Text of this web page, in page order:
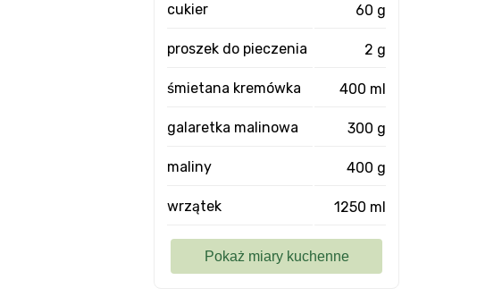
cukier 60 g
proszek do pieczenia 2 g
śmietana kremówka 400 ml
galaretka malinowa 300 g
maliny 400 g
wrzątek 1250 ml